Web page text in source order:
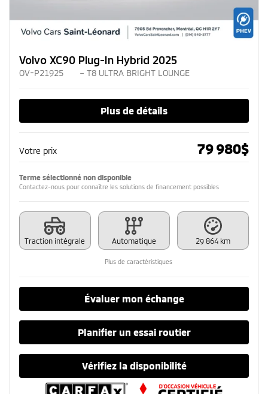
Volvo XC90 Plug-In Hybrid 2025
OV-P21925 – T8 ULTRA BRIGHT LOUNGE
Plus de détails
Votre prix 79 980$
Terme sélectionné non disponible
Contactez-nous pour connaître les solutions de financement possibles
Traction intégrale Automatique 29 864 km
Plus de caractéristiques
Évaluer mon échange
Planifier un essai routier
Vérifiez la disponibilité